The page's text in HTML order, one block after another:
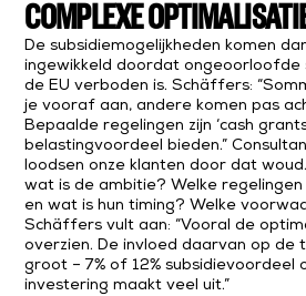
COMPLEXE
De subsidiemogelijkheden komen
ingewikkeld doordat ongeoorloofde
de EU verboden is. Schäffers:
je vooraf aan, andere komen pas
Bepaalde regelingen zijn ‘cash
belastingvoordeel bieden.”
loodsen onze klanten door dat
wat is de ambitie? Welke regelingen
en wat is hun timing? Welke
Schäffers vult aan: “Vooral de
overzien. De invloed daarvan op de
groot – 7% of 12% subsidievoordeel
investering maakt veel uit.”